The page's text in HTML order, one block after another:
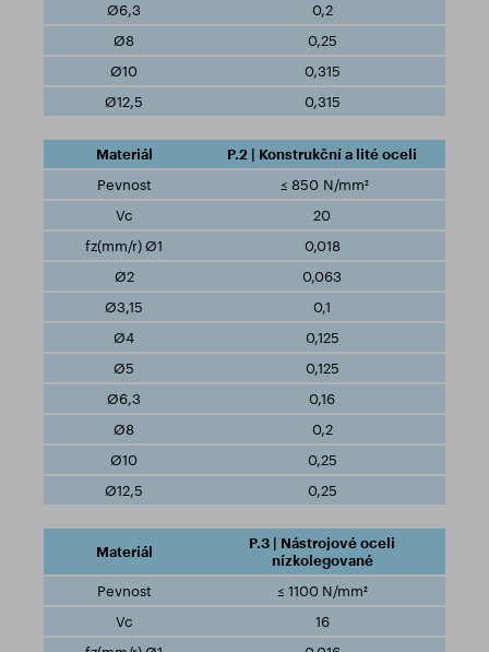
0,2
0,25
0,315
0,315
P.2 | Konstrukční a lité oceli
≤ 850 N/mm²
20
0,018
0,063
0,1
0,125
0,125
0,16
0,2
0,25
0,25
P.3 | Nástrojové oceli
nízkolegované
≤ 1100 N/mm²
16